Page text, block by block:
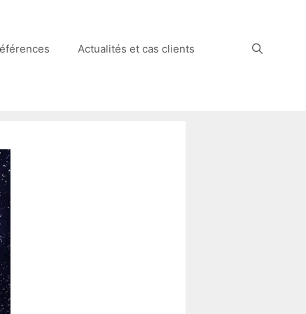
Actualités et cas clients